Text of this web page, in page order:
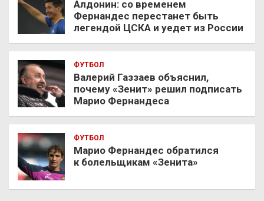
Алдонин: со временем
Фернандес перестанет быть
легендой ЦСКА и уедет из России
ФУТБОЛ
Валерий Газзаев объяснил,
почему «Зенит» решил подписать
Марио Фернандеса
ФУТБОЛ
Марио Фернандес обратился
к болельщикам «Зенита»